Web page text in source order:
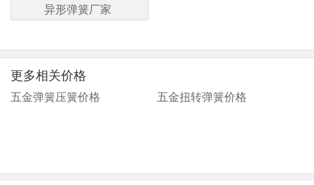
异形弹簧厂家
更多相关价格
五金弹簧压簧价格 五金扭转弹簧价格